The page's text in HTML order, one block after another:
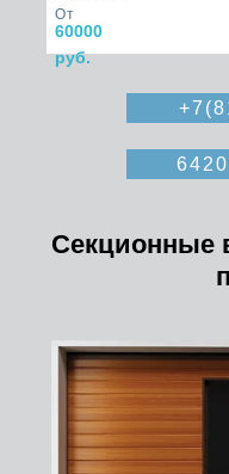
60000
руб.
От
Секционные